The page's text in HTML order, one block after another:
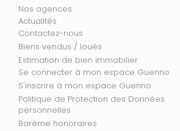
Nos agences
Actualités
Contactez-nous
Biens vendus / loués
Estimation de bien immobilier
Se connecter à mon espace Guenno
S'inscrire à mon espace Guenno
Politique de Protection des Données
personnelles
Barème honoraires